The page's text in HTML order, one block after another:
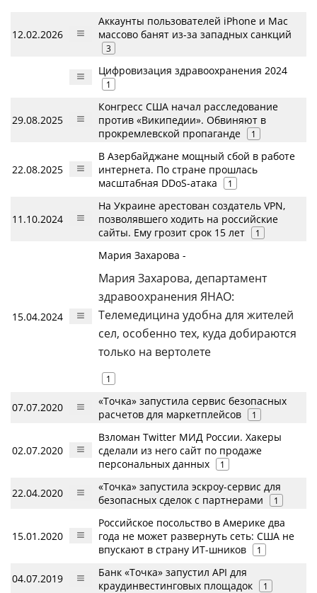
12.02.2026
Аккаунты пользователей iPhone и Mac
массово банят из-за западных санкций
3
Цифровизация здравоохранения 2024
1
29.08.2025
Конгресс США начал расследование
против «Википедии». Обвиняют в
прокремлевской пропаганде
1
22.08.2025
В Азербайджане мощный сбой в работе
интернета. По стране прошлась
масштабная DDoS-атака
1
11.10.2024
На Украине арестован создатель VPN,
позволявшего ходить на российские
сайты. Ему грозит срок 15 лет
1
15.04.2024
Мария Захарова -
Мария Захарова, департамент
здравоохранения ЯНАО:
Телемедицина удобна для жителей
сел, особенно тех, куда добираются
только на вертолете
1
07.07.2020
«Точка» запустила сервис безопасных
расчетов для маркетплейсов
1
02.07.2020
Взломан Twitter МИД России. Хакеры
сделали из него сайт по продаже
персональных данных
1
22.04.2020
«Точка» запустила эскроу-сервис для
безопасных сделок с партнерами
1
15.01.2020
Российское посольство в Америке два
года не может развернуть сеть: США не
впускают в страну ИТ-шников
1
04.07.2019
Банк «Точка» запустил API для
краудинвестинговых площадок
1